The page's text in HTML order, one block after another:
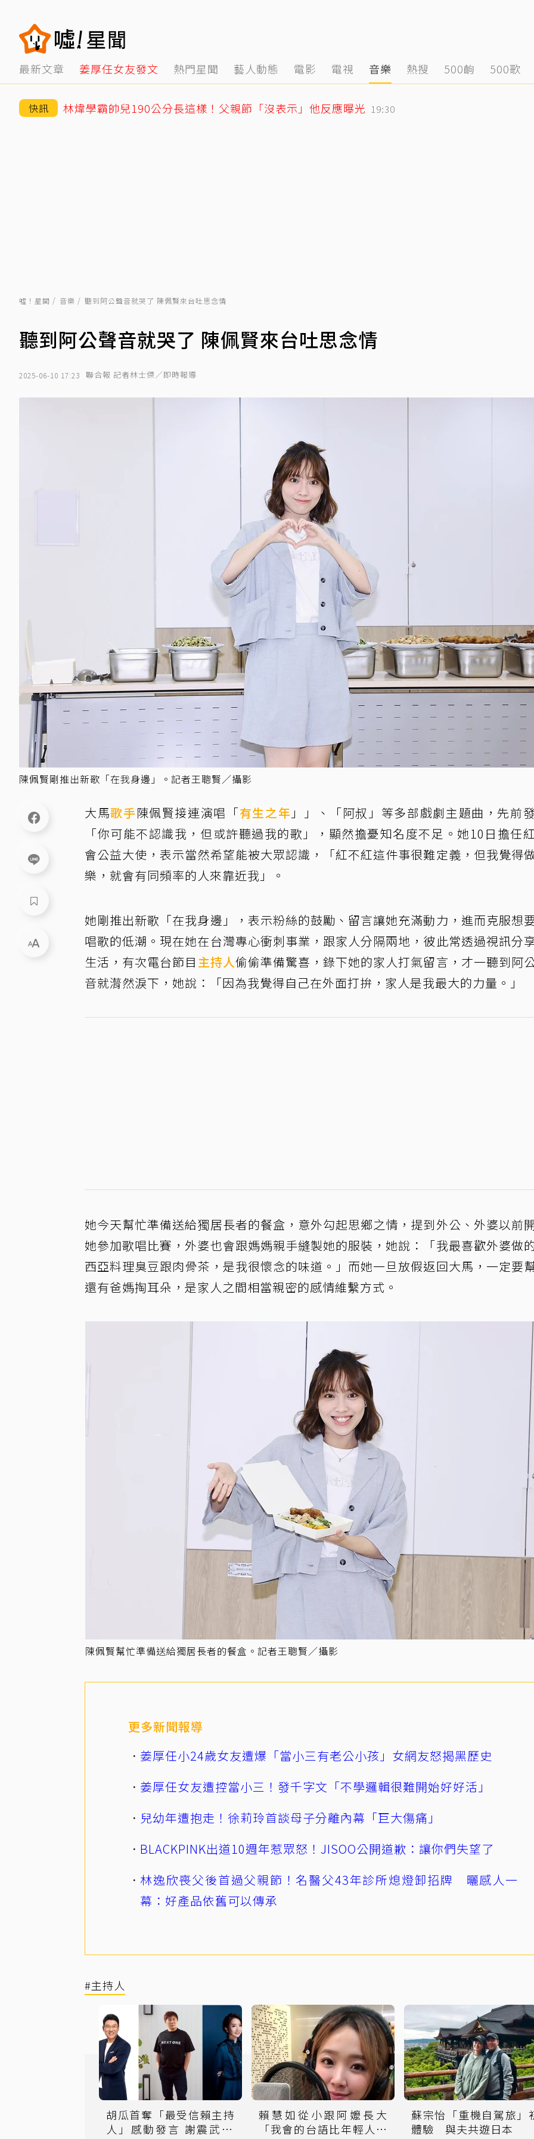
最新文章 姜厚任女友發文 熱門星聞 藝人動態 電影 電視 音樂 熱搜 500齣 500歌
快訊 林煒學霸帥兒190公分長這樣！父親節「沒表示」他反應曝光 19:30
噓！星聞 音樂 聽到阿公聲音就哭了 陳佩賢來台吐思念情
聽到阿公聲音就哭了 陳佩賢來台吐思念情
2025-06-10 17:23 聯合報 記者林士傑／即時報導
陳佩賢剛推出新歌「在我身邊」。記者王聰賢／攝影
大馬歌手陳佩賢接連演唱「有生之年 」」、「阿叔」等多部戲劇主題曲，先前
「你可能不認識我，但或許聽過我的歌」，顯然擔憂知名度不足。她10日擔任
會公益大使，表示當然希望能被大眾認識，「紅不紅這件事很難定義，但我覺得
樂，就會有同頻率的人來靠近我」。
她剛推出新歌「在我身邊」，表示粉絲的鼓勵、留言讓她充滿動力，進而克服想
唱歌的低潮。現在她在台灣專心衝刺事業，跟家人分隔兩地，彼此常透過視訊分
生活，有次電台節目 主持人偷偷準備驚喜，錄下她的家人打氣留言，才一聽到阿
音就潸然淚下，她說：「因為我覺得自己在外面打拚，家人是我最大的力量。」
她今天幫忙準備送給獨居長者的餐盒，意外勾起思鄉之情，提到外公、外婆以前
她參加歌唱比賽，外婆也會跟媽媽親手縫製她的服裝，她說：「我最喜歡外婆做
西亞料理臭豆跟肉骨茶，是我很懷念的味道。」而她一旦放假返回大馬，一定要
還有爸媽掏耳朵，是家人之間相當親密的感情維繫方式。
陳佩賢幫忙準備送給獨居長者的餐盒。記者王聰賢／攝影
更多新聞報導
姜厚任小24歲女友遭爆「當小三有老公小孩」女網友怒揭黑歷史
姜厚任女友遭控當小三！發千字文「不學邏輯很難開始好好活」
兒幼年遭抱走！徐莉玲首談母子分離內幕「巨大傷痛」
BLACKPINK出道10週年惹眾怒！JISOO公開道歉：讓你們失望了
林逸欣喪父後首過父親節！名醫父43年診所熄燈卸招牌 曬感人一
幕：好產品依舊可以傳承
#主持人
胡瓜首奪「最受信賴主持
人」感動發言 謝震武12
賴慧如從小跟阿嬤長大
「我會的台語比年輕人吃
蘇宗怡「重機自駕旅」
體驗 與夫共遊日本